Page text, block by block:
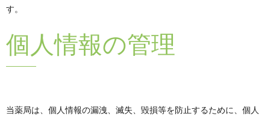
す。
個人情報の管理
当薬局は、個人情報の漏洩、滅失、毀損等を防止するために、個人